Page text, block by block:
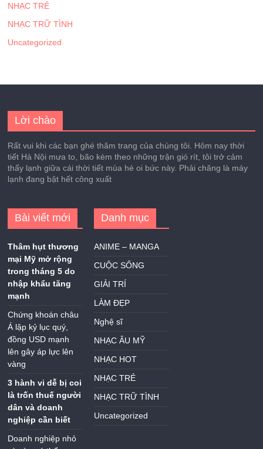
NHẠC TRẺ
NHẠC TRỮ TÌNH
Uncategorized
Lời chào
Rất vui khi các bạn ghé thăm trang của chúng tôi. Hôm nay thời
tiết Hà Nội mưa to, bão kèm theo những trận gió rít, tôi trở cảm
thấy lạnh giữa cái thời tiết mùa hè oi bức này. Phải chăng là máy
lạnh đang bật hết công xuất
Bài viết mới
Thâm hụt thương
mại Mỹ mở rộng
trong tháng 5 do
nhập khẩu tăng
mạnh
Chứng khoán châu
Á lập kỷ lục quý,
đồng USD mạnh
lên gây áp lực lên
vàng
3 hành vi dễ bị coi
là trốn thuế người
dân và doanh
nghiệp cần biết
Doanh nghiệp nhỏ
Danh mục
ANIME – MANGA
CUỘC SỐNG
GIẢI TRÍ
LÀM ĐẸP
Nghệ sĩ
NHẠC ÂU MỸ
NHẠC HOT
NHẠC TRẺ
NHẠC TRỮ TÌNH
Uncategorized